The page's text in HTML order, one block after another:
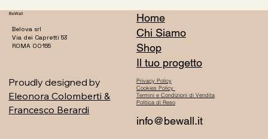
Proudly designed by
Eleonora Colomberti &
Francesco Berardi
BeWall
Belova srl
Via dei Capretti 53
ROMA 00155
Home
Chi Siamo
Shop
Il tuo progetto
Privacy Policy
Cookies Policy
Termini e Condizioni di Vendita
Politica di Reso
info@bewall.it